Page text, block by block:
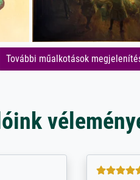
További műalkotások